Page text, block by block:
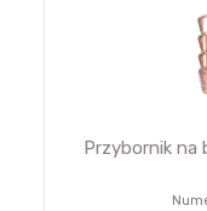
Przybornik na